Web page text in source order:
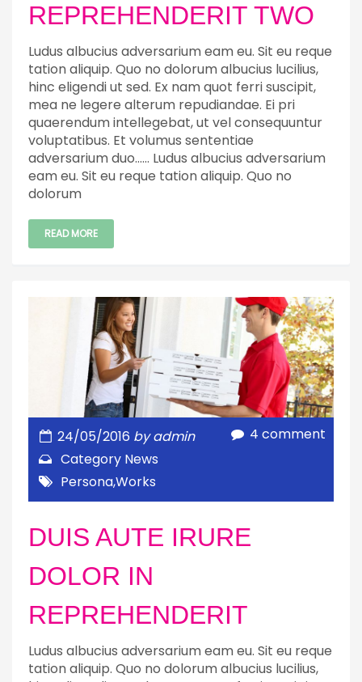
REPREHENDERIT TWO
Ludus albucius adversarium eam eu. Sit eu reque
tation aliquip. Quo no dolorum albucius lucilius,
hinc eligendi ut sed. Ex nam quot ferri suscipit,
mea ne legere alterum repudiandae. Ei pri
quaerendum intellegebat, ut vel consequuntur
voluptatibus. Et volumus sententiae
adversarium duo…… Ludus albucius adversarium
eam eu. Sit eu reque tation aliquip. Quo no
dolorum
READ MORE
24/05/2016 byadmin
Category News
Persona,Works
4 comment
DUIS AUTE IRURE
DOLOR IN
REPREHENDERIT
Ludus albucius adversarium eam eu. Sit eu reque
tation aliquip. Quo no dolorum albucius lucilius,